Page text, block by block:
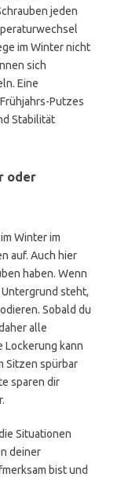
jeden
im Winter nicht
sich
Eine
Putzes
Stabilität
oder
Winter im
auf. Auch hier
haben. Wenn
steht,
Sobald du
alle
Lockerung kann
Sitzen spürbar
sparen dir
Situationen
deiner
bist und